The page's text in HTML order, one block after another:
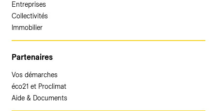
Entreprises
Collectivités
Immobilier
Partenaires
Vos démarches
éco21 et Proclimat
Aide & Documents